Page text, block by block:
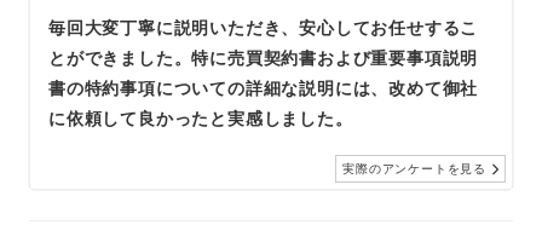
毎回大変丁寧に説明いただき、安心してお任せするこ
とができました。特に売買契約書および重要事項説明
書の特約事項についての詳細な説明には、改めて御社
に依頼して良かったと実感しました。
実際のアンケートを見る